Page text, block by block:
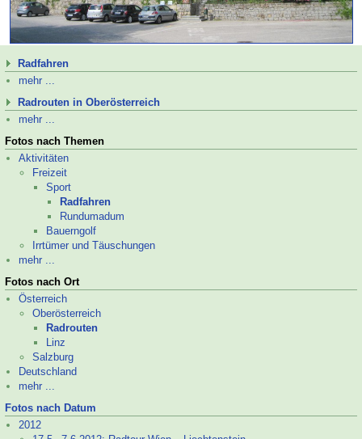
Radfahren
mehr ...
Radrouten in Oberösterreich
mehr ...
Fotos nach Themen
Aktivitäten
Freizeit
Sport
Radfahren
Rund­uma­dum
Bauerngolf
Irrtümer und Täuschungen
mehr ...
Fotos nach Ort
Österreich
Oberösterreich
Radrouten
Linz
Salzburg
Deutschland
mehr ...
Fotos nach Datum
2012